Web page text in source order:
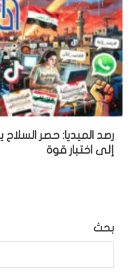
رصد الميديا: حصر
إلى اختبار قوة
بحث